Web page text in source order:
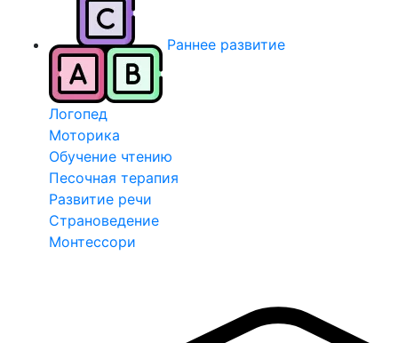
Раннее развитие
Логопед
Моторика
Обучение чтению
Песочная терапия
Развитие речи
Страноведение
Монтессори